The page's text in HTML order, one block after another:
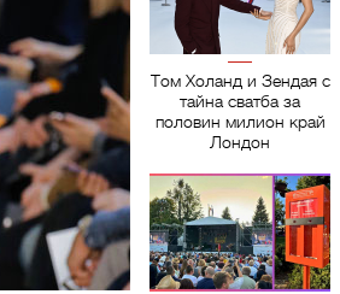
Том Холанд и Зендая с
тайна сватба за
половин милион край
Лондон